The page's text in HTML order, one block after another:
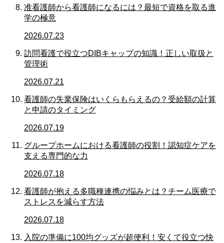
准看護師から看護師になるには？最短で資格を取る進
学の極意
2026.07.23
訪問看護で役立つDIBキャップの知識！正しい取扱と
管理術
2026.07.21
看護師の失業保険はいくらもらえるの？受給額の計算
と申請のタイミング
2026.07.19
グループホームにおける看護師の役割！認知症ケアを
支える専門的な力
2026.07.18
看護師が抱える多職種連携の悩みとは？チーム医療で
ストレスを減らす方法
2026.07.18
入院の準備に100均グッズが超便利！安くて役立つ快